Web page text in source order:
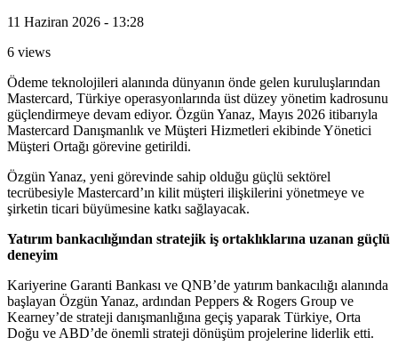
11 Haziran 2026 - 13:28
6 views
Ödeme teknolojileri alanında dünyanın önde gelen kuruluşlarından
Mastercard, Türkiye operasyonlarında üst düzey yönetim kadrosunu
güçlendirmeye devam ediyor. Özgün Yanaz, Mayıs 2026 itibarıyla
Mastercard Danışmanlık ve Müşteri Hizmetleri ekibinde Yönetici
Müşteri Ortağı görevine getirildi.
Özgün Yanaz, yeni görevinde sahip olduğu güçlü sektörel
tecrübesiyle Mastercard’ın kilit müşteri ilişkilerini yönetmeye ve
şirketin ticari büyümesine katkı sağlayacak.
Yatırım bankacılığından stratejik iş ortaklıklarına uzanan güçlü
deneyim
Kariyerine Garanti Bankası ve QNB’de yatırım bankacılığı alanında
başlayan Özgün Yanaz, ardından Peppers & Rogers Group ve
Kearney’de strateji danışmanlığına geçiş yaparak Türkiye, Orta
Doğu ve ABD’de önemli strateji dönüşüm projelerine liderlik etti.